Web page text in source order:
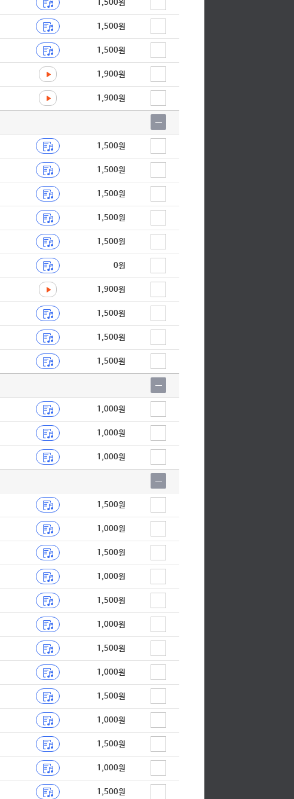
1,500원
1,500원
1,500원
1,900원
1,900원
1,500원
1,500원
1,500원
1,500원
1,500원
0원
1,900원
1,500원
1,500원
1,500원
1,000원
1,000원
1,000원
1,500원
1,000원
1,500원
1,000원
1,500원
1,000원
1,500원
1,000원
1,500원
1,000원
1,500원
1,000원
1,500원